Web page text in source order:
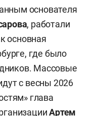
основателя
, работали
основная
где было
Массовые
с весны 2026
глава
Артем